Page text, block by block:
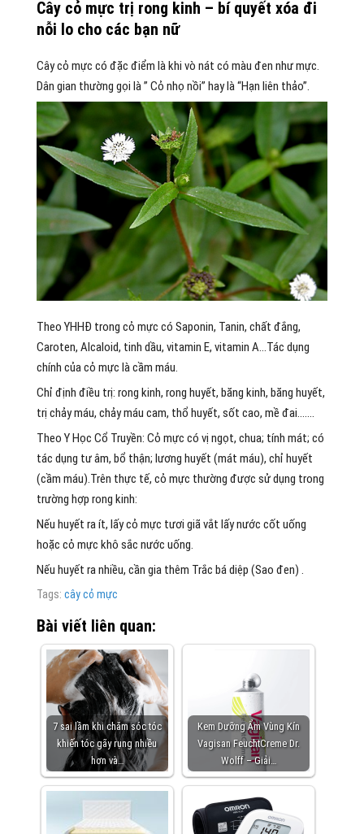
Cây cỏ mực trị rong kinh – bí quyết xóa đi
nỗi lo cho các bạn nữ
Cây cỏ mực có đặc điểm là khi vò nát có màu đen như mực.
Dân gian thường gọi là ” Cỏ nhọ nồi” hay là “Hạn liên thảo”.
Theo YHHĐ trong cỏ mực có Saponin, Tanin, chất đắng,
Caroten, Alcaloid, tinh dầu, vitamin E, vitamin A…Tác dụng
chính của cỏ mực là cầm máu.
Chỉ định điều trị: rong kinh, rong huyết, băng kinh, băng huyết,
trị chảy máu, chảy máu cam, thổ huyết, sốt cao, mề đai…….
Theo Y Học Cổ Truyền: Cỏ mực có vị ngọt, chua; tính mát; có
tác dụng tư âm, bổ thận; lương huyết (mát máu), chỉ huyết
(cầm máu).Trên thực tế, cỏ mực thường được sử dụng trong
trường hợp rong kinh:
Nếu huyết ra ít, lấy cỏ mực tươi giã vắt lấy nước cốt uống
hoặc cỏ mực khô sắc nước uống.
Nếu huyết ra nhiều, cần gia thêm Trắc bá diệp (Sao đen) .
Tags: cây cỏ mực
Bài viết liên quan:
7 sai lầm khi chăm sóc tóc
khiến tóc gãy rụng nhiều
hơn và…
Kem Dưỡng Ẩm Vùng Kín
Vagisan FeuchtCreme Dr.
Wolff – Giải…